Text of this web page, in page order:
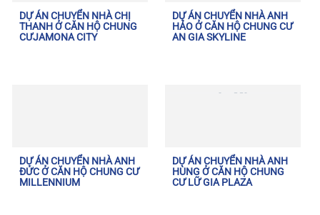
DỰ ÁN CHUYỂN NHÀ CHỊ
THANH Ở CĂN HỘ CHUNG
CƯJAMONA CITY
DỰ ÁN CHUYỂN NHÀ ANH
HẢO Ở CĂN HỘ CHUNG CƯ
AN GIA SKYLINE
DỰ ÁN CHUYỂN NHÀ ANH
ĐỨC Ở CĂN HỘ CHUNG CƯ
MILLENNIUM
DỰ ÁN CHUYỂN NHÀ ANH
HÙNG Ở CĂN HỘ CHUNG
CƯ LỮ GIA PLAZA